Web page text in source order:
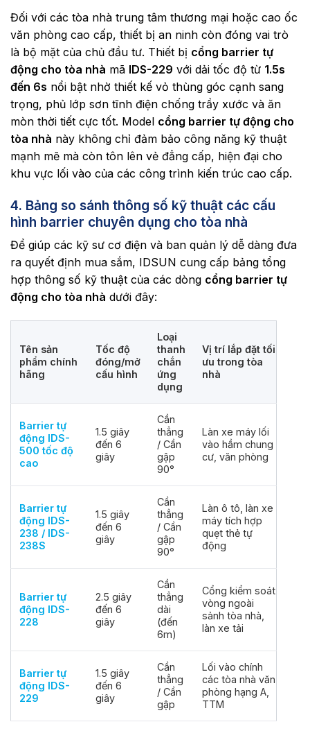
Đối với các tòa nhà trung tâm thương mại hoặc cao ốc
văn phòng cao cấp, thiết bị an ninh còn đóng vai trò
là bộ mặt của chủ đầu tư. Thiết bị cổng barrier tự
động cho tòa nhà mã IDS-229 với dải tốc độ từ 1.5s
đến 6s nổi bật nhờ thiết kế vỏ thùng góc cạnh sang
trọng, phủ lớp sơn tĩnh điện chống trầy xước và ăn
mòn thời tiết cực tốt. Model cổng barrier tự động cho
tòa nhà này không chỉ đảm bảo công năng kỹ thuật
mạnh mẽ mà còn tôn lên vẻ đẳng cấp, hiện đại cho
khu vực lối vào của các công trình kiến trúc cao cấp.
4. Bảng so sánh thông số kỹ thuật các cấu
hình barrier chuyên dụng cho tòa nhà
Để giúp các kỹ sư cơ điện và ban quản lý dễ dàng đưa
ra quyết định mua sắm, IDSUN cung cấp bảng tổng
hợp thông số kỹ thuật của các dòng cổng barrier tự
động cho tòa nhà dưới đây:
Tên sản
phẩm chính
hãng
Tốc độ
đóng/mở
cấu hình
Loại
thanh
chắn
ứng
dụng
Vị trí lắp đặt tối
ưu trong tòa
nhà
Barrier tự
động IDS-
500 tốc độ
cao
1.5 giây
đến 6
giây
Cần
thẳng
/ Cần
gập
90°
Làn xe máy lối
vào hầm chung
cư, văn phòng
Barrier tự
động IDS-
238 / IDS-
238S
1.5 giây
đến 6
giây
Cần
thẳng
/ Cần
gập
90°
Làn ô tô, làn xe
máy tích hợp
quẹt thẻ tự
động
Barrier tự
động IDS-
228
2.5 giây
đến 6
giây
Cần
thẳng
dài
(đến
6m)
Cổng kiểm soát
vòng ngoài
sảnh tòa nhà,
làn xe tải
Barrier tự
động IDS-
229
1.5 giây
đến 6
giây
Cần
thẳng
/ Cần
gập
Lối vào chính
các tòa nhà văn
phòng hạng A,
TTM